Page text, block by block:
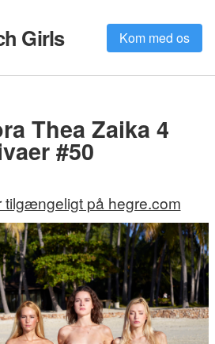
Girls Kom med os
Thea Zaika 4
#50
tilgængeligt på hegre.com